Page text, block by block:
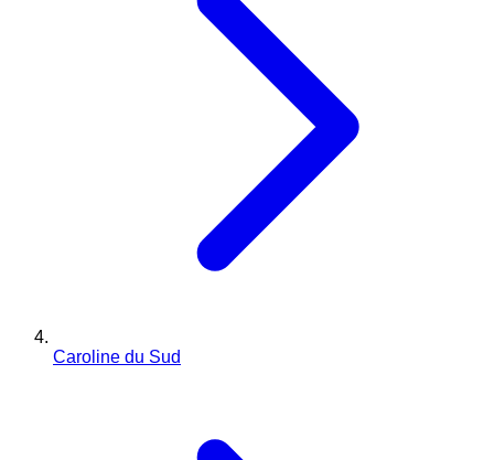
Caroline du Sud